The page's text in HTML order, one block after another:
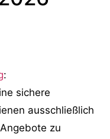
:
sichere
ausschließlich
zu